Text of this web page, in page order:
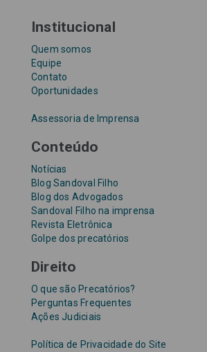
Institucional
Quem somos
Equipe
Contato
Oportunidades
Assessoria de Imprensa
Conteúdo
Notícias
Blog Sandoval Filho
Blog dos Advogados
Sandoval Filho na imprensa
Revista Eletrônica
Golpe dos precatórios
Direito
O que são Precatórios?
Perguntas Frequentes
Ações Judiciais
Política de Privacidade do Site